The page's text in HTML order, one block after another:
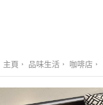
主頁 品味生活 咖啡店